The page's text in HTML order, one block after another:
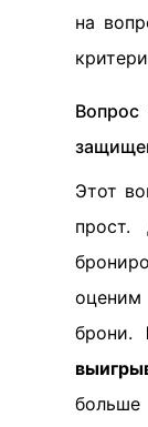
на
Вопрос
Этот
прост.
оценим
брони.